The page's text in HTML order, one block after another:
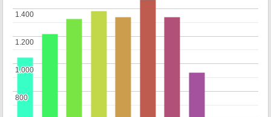
800
800
1.000
1.000
1.200
1.200
1.400
1.400